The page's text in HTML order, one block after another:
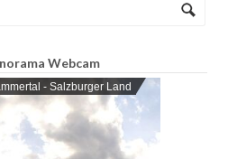
Webcam
- Salzburger Land